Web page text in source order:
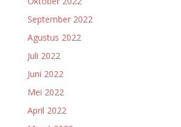
September 2022
Agustus 2022
Juli 2022
Juni 2022
Mei 2022
April 2022